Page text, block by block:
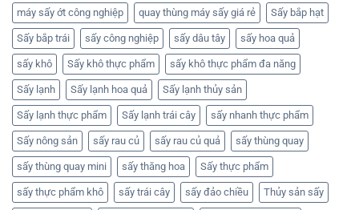
máy sấy ớt công nghiệp quay thùng máy sấy giá rẻ Sấy bắp hạt
Sấy bắp trái sấy công nghiệp sấy dâu tây sấy hoa quả
sấy khô Sấy khô thực phẩm sấy khô thực phẩm đa năng
Sấy lạnh Sấy lạnh hoa quả Sấy lạnh thủy sản
Sấy lạnh thực phẩm Sấy lạnh trái cây sấy nhanh thực phẩm
Sấy nông sản sấy rau củ sấy rau củ quả sấy thùng quay
sấy thùng quay mini sấy thăng hoa Sấy thực phẩm
sấy thực phẩm khô sấy trái cây sấy đảo chiều Thủy sản sấy